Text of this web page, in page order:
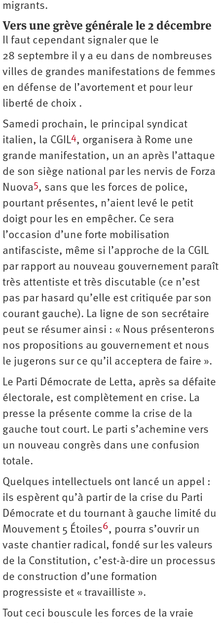
migrants.
Vers une grève générale le 2 décembre
Il faut cependant signaler que le
28 septembre il y a eu dans de nombreuses
villes de grandes manifestations de femmes
en défense de l’avortement et pour leur
liberté de choix .
Samedi prochain, le principal syndicat
italien, la CGIL4, organisera à Rome une
grande manifestation, un an après l’attaque
de son siège national par les nervis de Forza
Nuova5, sans que les forces de police,
pourtant présentes, n’aient levé le petit
doigt pour les en empêcher. Ce sera
l’occasion d’une forte mobilisation
antifasciste, même si l’approche de la CGIL
par rapport au nouveau gouvernement paraît
très attentiste et très discutable (ce n’est
pas par hasard qu’elle est critiquée par son
courant gauche). La ligne de son secrétaire
peut se résumer ainsi : « Nous présenterons
nos propositions au gouvernement et nous
le jugerons sur ce qu’il acceptera de faire ».
Le Parti Démocrate de Letta, après sa défaite
électorale, est complètement en crise. La
presse la présente comme la crise de la
gauche tout court. Le parti s’achemine vers
un nouveau congrès dans une confusion
totale.
Quelques intellectuels ont lancé un appel :
ils espèrent qu’à partir de la crise du Parti
Démocrate et du tournant à gauche limité du
Mouvement 5 Étoiles6, pourra s’ouvrir un
vaste chantier radical, fondé sur les valeurs
de la Constitution, c’est-à-dire un processus
de construction d’une formation
progressiste et « travailliste ».
Tout ceci bouscule les forces de la vraie